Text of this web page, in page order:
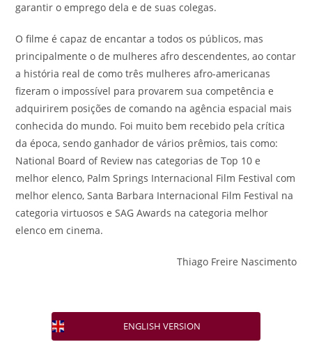
garantir o emprego dela e de suas colegas.
O filme é capaz de encantar a todos os públicos, mas
principalmente o de mulheres afro descendentes, ao contar
a história real de como três mulheres afro-americanas
fizeram o impossível para provarem sua competência e
adquirirem posições de comando na agência espacial mais
conhecida do mundo. Foi muito bem recebido pela crítica
da época, sendo ganhador de vários prêmios, tais como:
National Board of Review nas categorias de Top 10 e
melhor elenco, Palm Springs Internacional Film Festival com
melhor elenco, Santa Barbara Internacional Film Festival na
categoria virtuosos e SAG Awards na categoria melhor
elenco em cinema.
Thiago Freire Nascimento
ENGLISH VERSION